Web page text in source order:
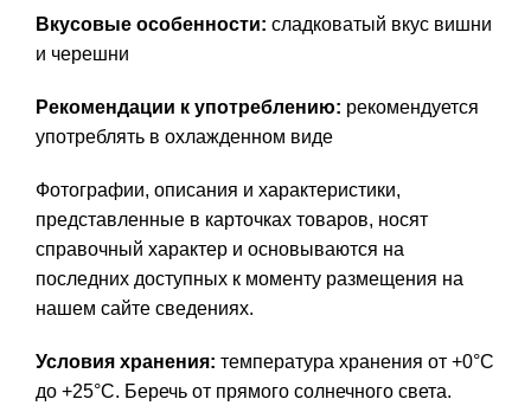
Вкусовые особенности: сладковатый вкус вишни
и черешни
Рекомендации к употреблению: рекомендуется
употреблять в охлажденном виде
Фотографии, описания и характеристики,
представленные в карточках товаров, носят
справочный характер и основываются на
последних доступных к моменту размещения на
нашем сайте сведениях.
Условия хранения: температура хранения от +0°C
до +25°C. Беречь от прямого солнечного света.